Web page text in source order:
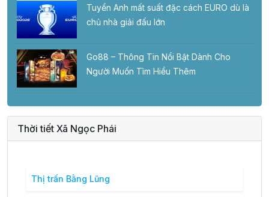
Tuyển Anh mất suất đặc cách EURO dù là
chủ nhà giải đấu lớn
Go88 – Thông Tin Nổi Bật Dành Cho
Người Muốn Tìm Hiểu Thêm
Thời tiết Xã Ngọc Phái
Thị trấn Bằng Lũng